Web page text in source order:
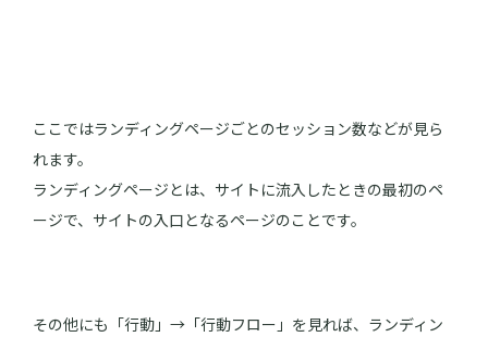
ここではランディングページごとのセッション数などが見ら
れます。
ランディングページとは、サイトに流入したときの最初のペ
ージで、サイトの入口となるページのことです。
その他にも「行動」→「行動フロー」を見れば、ランディン